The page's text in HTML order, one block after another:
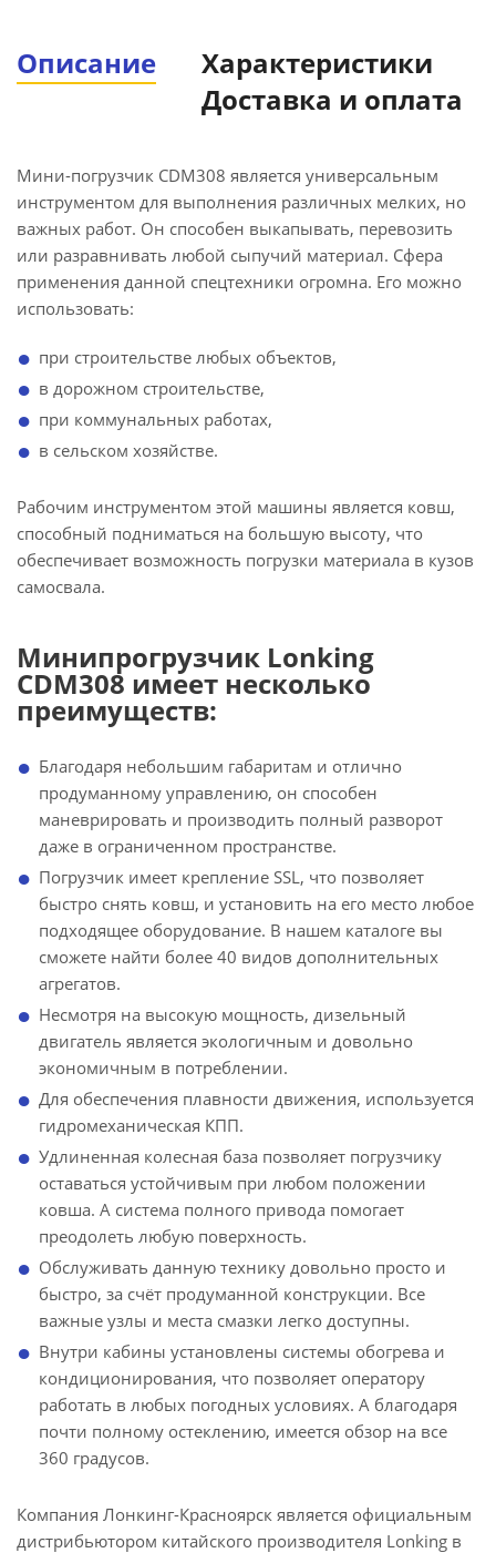
Описание
Характеристики
Доставка и оплата
Мини-погрузчик CDM308 является универсальным
инструментом для выполнения различных мелких, но
важных работ. Он способен выкапывать, перевозить
или разравнивать любой сыпучий материал. Сфера
применения данной спецтехники огромна. Его можно
использовать:
при строительстве любых объектов,
в дорожном строительстве,
при коммунальных работах,
в сельском хозяйстве.
Рабочим инструментом этой машины является ковш,
способный подниматься на большую высоту, что
обеспечивает возможность погрузки материала в кузов
самосвала.
Минипрогрузчик Lonking
CDM308 имеет несколько
преимуществ:
Благодаря небольшим габаритам и отлично
продуманному управлению, он способен
маневрировать и производить полный разворот
даже в ограниченном пространстве.
Погрузчик имеет крепление SSL, что позволяет
быстро снять ковш, и установить на его место любое
подходящее оборудование. В нашем каталоге вы
сможете найти более 40 видов дополнительных
агрегатов.
Несмотря на высокую мощность, дизельный
двигатель является экологичным и довольно
экономичным в потреблении.
Для обеспечения плавности движения, используется
гидромеханическая КПП.
Удлиненная колесная база позволяет погрузчику
оставаться устойчивым при любом положении
ковша. А система полного привода помогает
преодолеть любую поверхность.
Обслуживать данную технику довольно просто и
быстро, за счёт продуманной конструкции. Все
важные узлы и места смазки легко доступны.
Внутри кабины установлены системы обогрева и
кондиционирования, что позволяет оператору
работать в любых погодных условиях. А благодаря
почти полному остеклению, имеется обзор на все
360 градусов.
Компания Лонкинг-Красноярск является официальным
дистрибьютором китайского производителя Lonking в